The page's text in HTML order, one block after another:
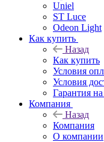
Uniel
ST Luce
Odeon Light
Как купить
Назад
Как купить
Условия
Условия
Гарантия
Компания
Назад
Компания
О компании